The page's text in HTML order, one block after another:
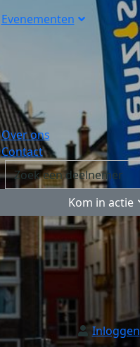
Evenementen
Over ons
Contact
Kom in actie
Inloggen